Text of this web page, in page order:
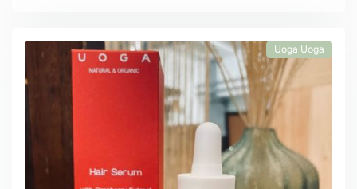
Uoga Uoga